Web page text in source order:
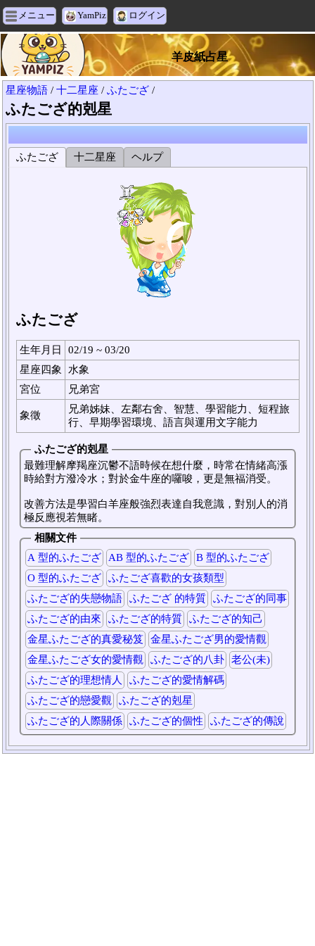
メニュー YamPiz ログイン
羊皮紙占星
星座物語 / 十二星座 / ふたござ /
ふたござ的剋星
ふたござ 十二星座 ヘルプ
ふたござ
生年月日
02/19 ~ 03/20
星座四象
水象
宮位
兄弟宮
象徵
兄弟姊妹、左鄰右舍、智慧、學習能力、短程旅
行、早期學習環境、語言與運用文字能力
ふたござ的剋星
最難理解摩羯座沉鬱不語時候在想什麼，時常在情緒高漲
時給對方潑冷水；對於金牛座的囉唆，更是無福消受。
改善方法是學習白羊座般強烈表達自我意識，對別人的消
極反應視若無睹。
相關文件
A 型的ふたござ
AB 型的ふたござ
B 型的ふたござ
O 型的ふたござ
ふたござ喜歡的女孩類型
ふたござ的失戀物語
ふたござ 的特質
ふたござ的同事
ふたござ的由來
ふたござ的特質
ふたござ的知己
金星ふたござ的真愛秘笈
金星ふたござ男的愛情觀
金星ふたござ女的愛情觀
ふたござ的八卦
老公(未)
ふたござ的理想情人
ふたござ的愛情解碼
ふたござ的戀愛觀
ふたござ的剋星
ふたござ的人際關係
ふたござ的個性 ふたござ的傳說